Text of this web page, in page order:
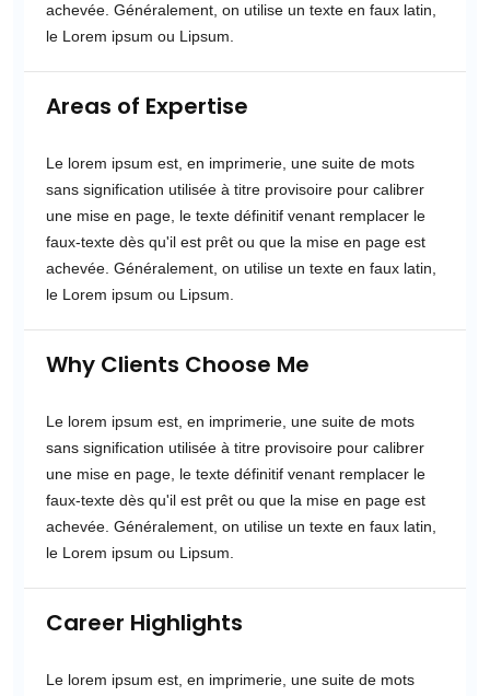
achevée. Généralement, on utilise un texte en faux latin,
le Lorem ipsum ou Lipsum.
Areas of Expertise
Le lorem ipsum est, en imprimerie, une suite de mots
sans signification utilisée à titre provisoire pour calibrer
une mise en page, le texte définitif venant remplacer le
faux-texte dès qu'il est prêt ou que la mise en page est
achevée. Généralement, on utilise un texte en faux latin,
le Lorem ipsum ou Lipsum.
Why Clients Choose Me
Le lorem ipsum est, en imprimerie, une suite de mots
sans signification utilisée à titre provisoire pour calibrer
une mise en page, le texte définitif venant remplacer le
faux-texte dès qu'il est prêt ou que la mise en page est
achevée. Généralement, on utilise un texte en faux latin,
le Lorem ipsum ou Lipsum.
Career Highlights
Le lorem ipsum est, en imprimerie, une suite de mots